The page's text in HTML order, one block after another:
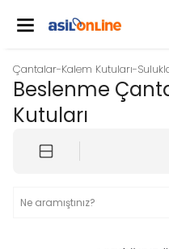
Çantalar-Kalem Kutuları-
Beslenme
Kutuları